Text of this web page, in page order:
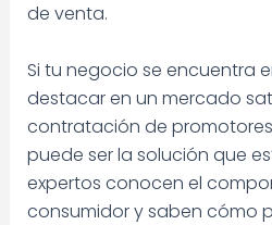
de venta.
Si tu negocio se encuentra
destacar en un mercado
contratación de
puede ser la solución que
expertos conocen el
consumidor y saben cómo